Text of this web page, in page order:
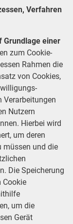
Verfahren
Grundlage einer
zum Cookie-
Rahmen die
von Cookies,
Verarbeitungen
Nutzern
Hierbei wird
um deren
müssen und die
Die Speicherung
Cookie
um die
Gerät